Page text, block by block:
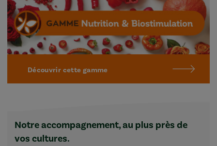
Découvrir cette gamme
Notre accompagnement, au plus près de
vos cultures.